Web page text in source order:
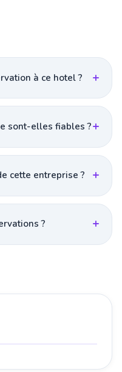
à ce hotel ?
sont-elles fiables ?
cette entreprise ?
?